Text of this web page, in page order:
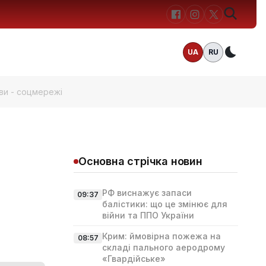
UA RU
- соцмережі
Основна стрічка новин
09:37 РФ виснажує запаси
балістики: що це змінює для
війни та ППО України
08:57 Крим: ймовірна пожежа на
складі пального аеродрому
«Гвардійське»